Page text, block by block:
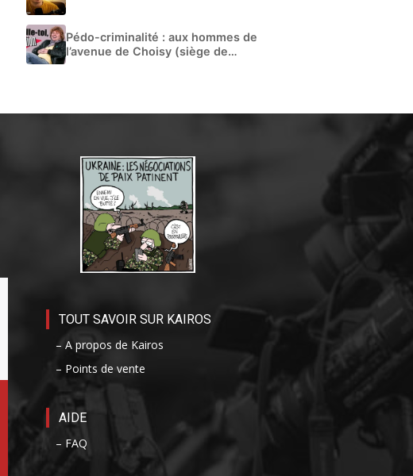
Pédo-criminalité : aux hommes de
l’avenue de Choisy (siège de
TOUT SAVOIR SUR KAIROS
– A propos de Kairos
– Points de vente
AIDE
– FAQ